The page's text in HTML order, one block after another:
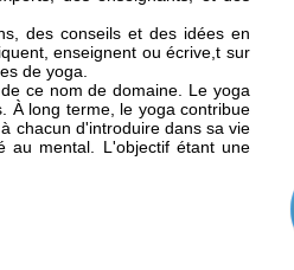
des conseils et des idées en
enseignent ou écrive,t sur
de yoga.
ce nom de domaine. Le yoga
À long terme, le yoga contribue
chacun d'introduire dans sa vie
mental. L'objectif étant une